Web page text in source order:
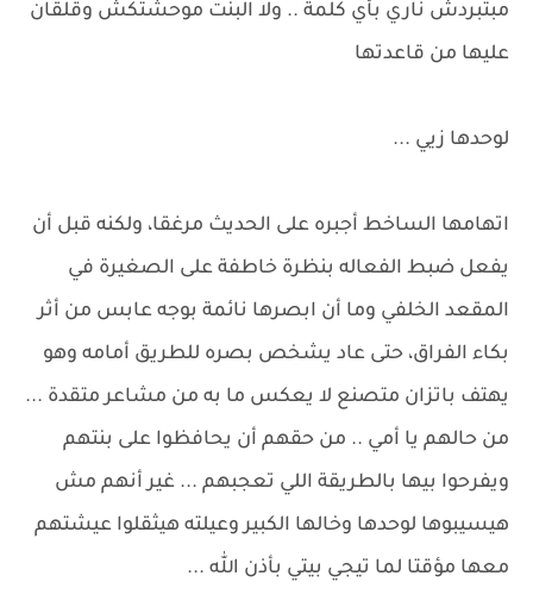
مبتبردش ناري بأي كلمة .. ولا البنت موحشتكش وقلقان
عليها من قاعدتها
لوحدها زيي ...
اتهامها الساخط أجبره على الحديث مرغقا، ولكنه قبل أن
يفعل ضبط الفعاله بنظرة خاطفة على الصغيرة في
المقعد الخلفي وما أن ابصرها نائمة بوجه عابس من أثر
بكاء الفراق، حتى عاد يشخص بصره للطريق أمامه وهو
يهتف باتزان متصنع لا يعكس ما به من مشاعر متقدة ...
من حالهم يا أمي .. من حقهم أن يحافظوا على بنتهم
ويفرحوا بيها بالطريقة اللي تعجبهم ... غير أنهم مش
هيسيبوها لوحدها وخالها الكبير وعيلته هيثقلوا عيشتهم
معها مؤقتا لما تيجي بيتي بأذن الله ...